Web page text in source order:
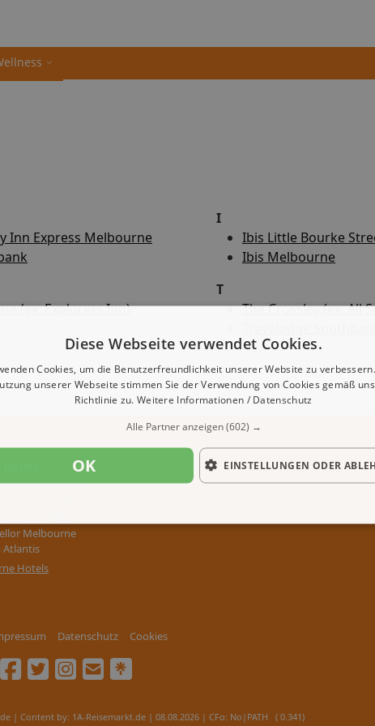
Inn Express Melbourne
I
Ibis Little Bourke
Ibis Melbourne
(ex: Explorers Inn)
T
The Crossley (ex: All
Park Melbourne
Melbourne
Atlantis
Hotels
Datenschutz Cookies
| Content by: 1A-Reisemarkt.de | 08.08.2026 | CFo: No|PATH ( 0.341)
Diese Webseite verwendet Cookies.
Cookies, um die Benutzerfreundlichkeit unserer Website zu
unserer Webseite stimmen Sie der Verwendung von Cookies gemäß
Richtlinie zu. Weitere Informationen / Datenschutz
Alle Partner anzeigen(602) →
OK EINSTELLUNGEN ODER